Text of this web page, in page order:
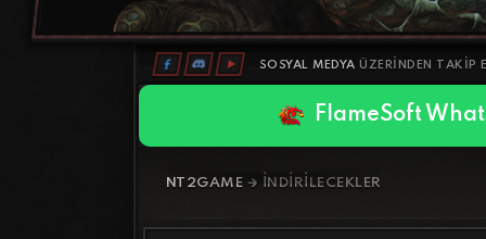
SOSYAL MEDYA ÜZERINDEN TAKIP
FlameSoft
NT2GAME 🡲 İNDIRILECEKLER